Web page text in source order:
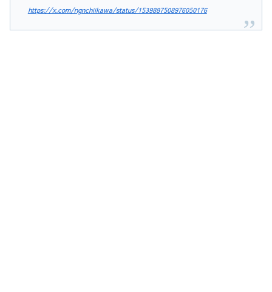
https://x.com/ngnchiikawa/status/1539887508976050176